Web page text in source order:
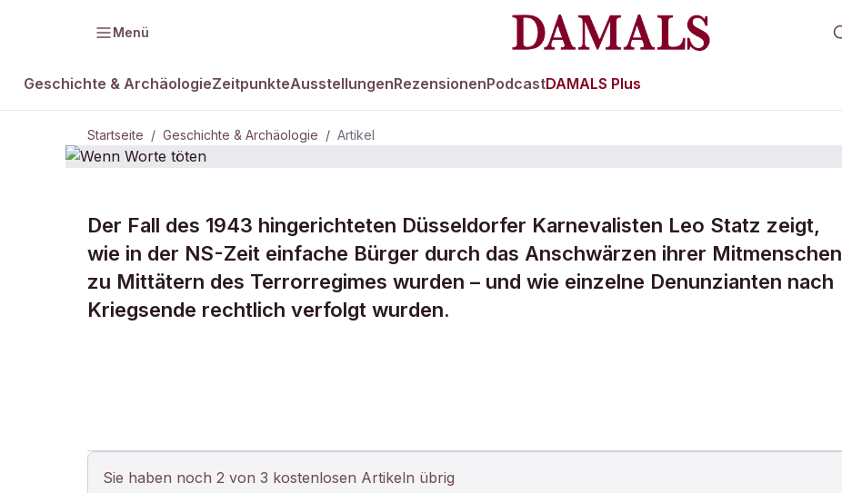
Menü
Geschichte & ArchäologieZeitpunkteAusstellungenRezensionenPodcastDAMALS Plus
Startseite / Geschichte & Archäologie / Artikel
DAMALS Plus GESCHICHTE & ARCHÄOLOGIE
Wenn Worte
töten
Der Fall des 1943 hingerichteten Düsseldorfer Karnevalisten Leo Statz zeigt,
wie in der NS-Zeit einfache Bürger durch das Anschwärzen ihrer Mitmenschen
zu Mittätern des Terrorregimes wurden – und wie einzelne Denunzianten nach
Kriegsende rechtlich verfolgt wurden.
Sie haben noch 2 von 3 kostenlosen Artikeln übrig